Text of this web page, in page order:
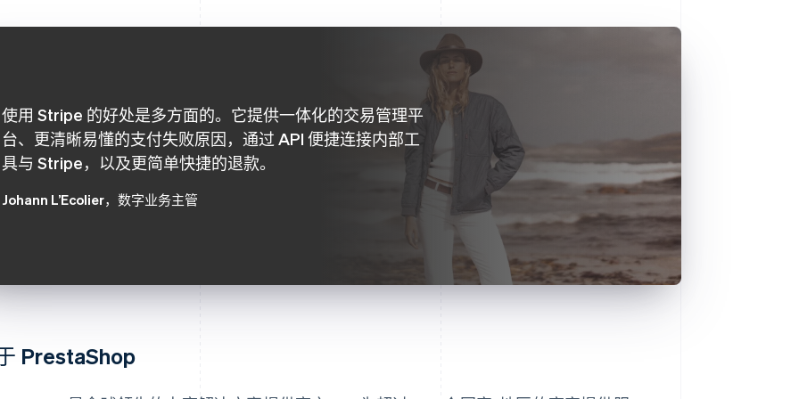
使用 Stripe 的好处是多方面的。它提供一体化的交易管理平
台、更清晰易懂的支付失败原因，通过 API 便捷连接内部工
具与 Stripe，以及更简单快捷的退款。
Johann L’Ecolier，数字业务主管
PrestaShop